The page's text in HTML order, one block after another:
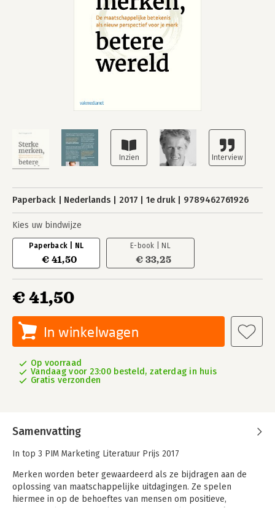
Paperback Nederlands 2017 1e druk 9789462761926
Kies uw bindwijze
Paperback | NL
€ 41,50
E-book | NL
€ 33,25
€ 41,50
In winkelwagen
Op voorraad
Vandaag voor 23:00 besteld, zaterdag in huis
Gratis verzonden
Samenvatting
In top 3 PIM Marketing Literatuur Prijs 2017
Merken worden beter gewaardeerd als ze bijdragen aan de
oplossing van maatschappelijke uitdagingen. Ze spelen
hiermee in op de behoeftes van mensen om positieve,